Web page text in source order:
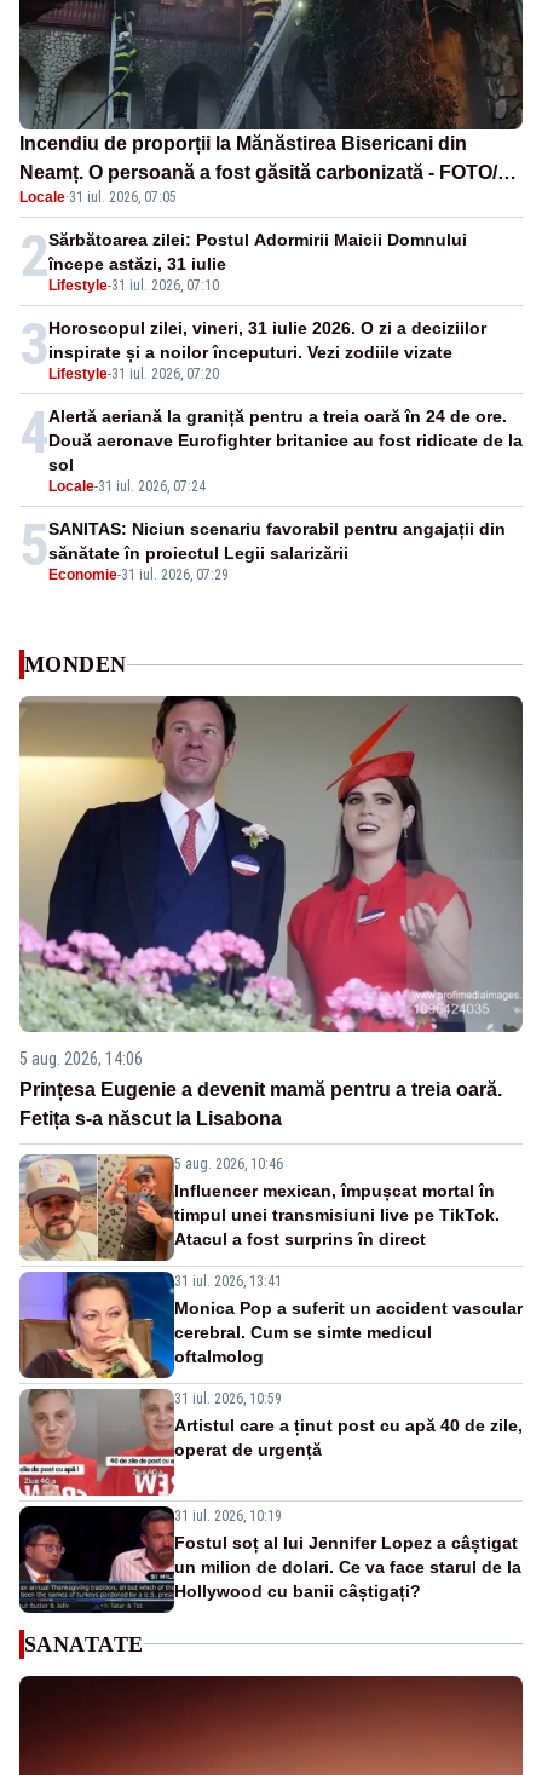
Incendiu de proporții la Mănăstirea Bisericani din
Neamț. O persoană a fost găsită carbonizată - FOTO/
VIDEO
Locale·31 iul. 2026, 07:05
2 Lifestyle-31 iul. 2026, 07:10
Sărbătoarea zilei: Postul Adormirii Maicii Domnului
începe astăzi, 31 iulie
3 Lifestyle-31 iul. 2026, 07:20
Horoscopul zilei, vineri, 31 iulie 2026. O zi a deciziilor
inspirate și a noilor începuturi. Vezi zodiile vizate
4
Locale-31 iul. 2026, 07:24
Alertă aeriană la graniță pentru a treia oară în 24 de ore.
Două aeronave Eurofighter britanice au fost ridicate de la
sol
5 Economie-31 iul. 2026, 07:29
SANITAS: Niciun scenariu favorabil pentru angajații din
sănătate în proiectul Legii salarizării
MONDEN
5 aug. 2026, 14:06
Prințesa Eugenie a devenit mamă pentru a treia oară.
Fetița s-a născut la Lisabona
5 aug. 2026, 10:46
Influencer mexican, împușcat mortal în
timpul unei transmisiuni live pe TikTok.
Atacul a fost surprins în direct
31 iul. 2026, 13:41
Monica Pop a suferit un accident vascular
cerebral. Cum se simte medicul
oftalmolog
31 iul. 2026, 10:59
Artistul care a ținut post cu apă 40 de zile,
operat de urgență
31 iul. 2026, 10:19
Fostul soț al lui Jennifer Lopez a câștigat
un milion de dolari. Ce va face starul de la
Hollywood cu banii câștigați?
SANATATE